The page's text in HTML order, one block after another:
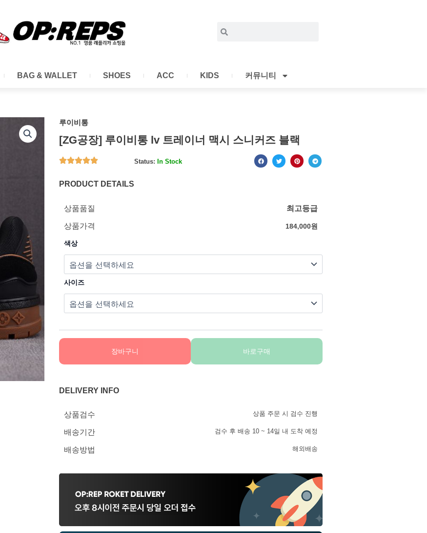
BAG & WALLET SHOES ACC KIDS 커뮤니티
루이비통
[ZG공장] 루이비통 lv 트레이너 맥시 스니커즈 블랙
Status: In Stock
PRODUCT DETAILS
상품품질 최고등급
상품가격 184,000원
색상
사이즈
장바구니 바로구매
DELIVERY INFO
상품검수 상품 주문 시 검수 진행
배송기간 검수 후 배송 10 ~ 14일 내 도착 예정
배송방법 해외배송